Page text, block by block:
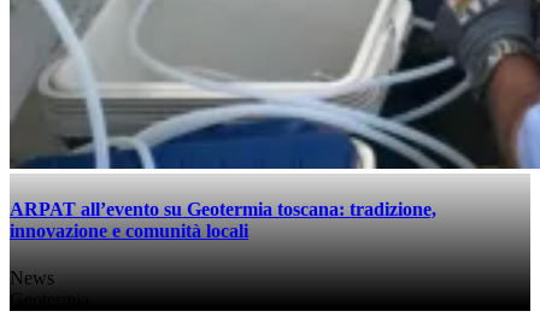
ARPAT all’evento su Geotermia toscana: tradizione,
innovazione e comunità locali
News
Geotermia